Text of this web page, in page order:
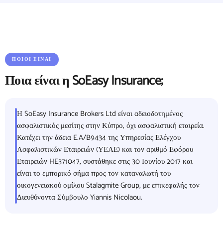
ΠΟΙΟΙ ΕΊΝΑΙ
Ποια είναι η SoEasy Insurance;
Η SoEasy Insurance Brokers Ltd είναι αδειοδοτημένος
ασφαλιστικός μεσίτης στην Κύπρο, όχι ασφαλιστική εταιρεία.
Κατέχει την άδεια E.A/B9434 της Υπηρεσίας Ελέγχου
Ασφαλιστικών Εταιρειών (ΥΕΑΕ) και τον αριθμό Εφόρου
Εταιρειών HE371047, συστάθηκε στις 30 Ιουνίου 2017 και
είναι το εμπορικό σήμα προς τον καταναλωτή του
οικογενειακού ομίλου Stalagmite Group, με επικεφαλής τον
Διευθύνοντα Σύμβουλο Yiannis Nicolaou.